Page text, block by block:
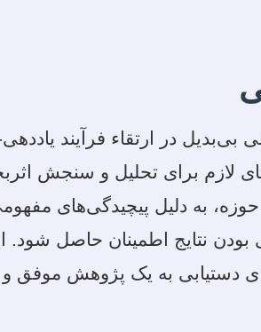
در ارتقاء فرآیند یاددهی-
لازم برای تحلیل و سنجش
به دلیل پیچیدگی‌های
نتایج اطمینان حاصل شود.
دستیابی به یک پژوهش موفق و